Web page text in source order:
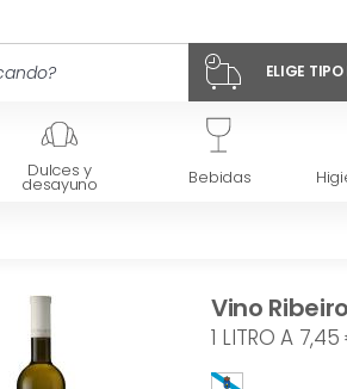
ELIGE
Dulces y
desayuno Bebidas
Vino
1 LITRO A